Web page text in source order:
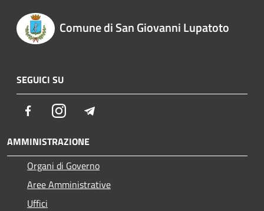
Comune di San Giovanni Lupatoto
SEGUICI SU
FacebookInstagram
AMMINISTRAZIONE
Organi di Governo
Aree Amministrative
Uffici